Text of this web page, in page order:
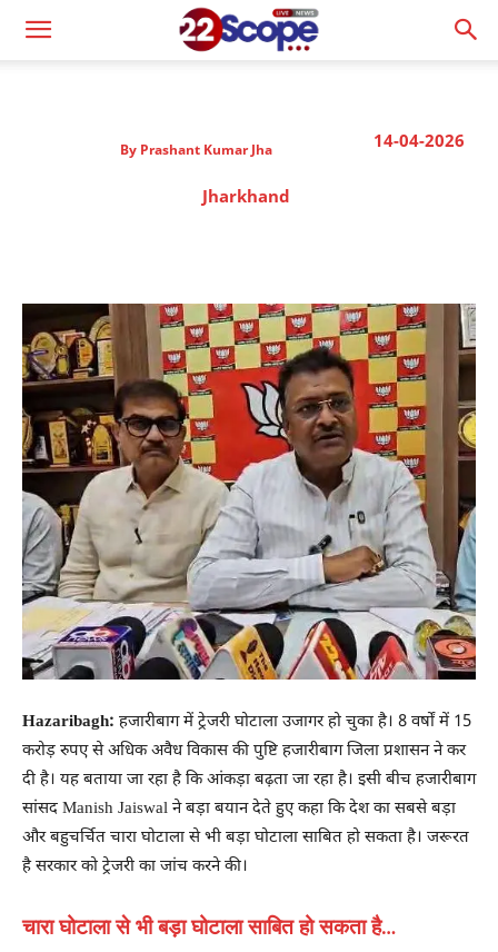
14-04-2026
By Prashant Kumar Jha
Jharkhand
Hazaribagh: हजारीबाग में ट्रेजरी घोटाला उजागर हो चुका है। 8 वर्षों में 15
करोड़ रुपए से अधिक अवैध विकास की पुष्टि हजारीबाग जिला प्रशासन ने कर
दी है। यह बताया जा रहा है कि आंकड़ा बढ़ता जा रहा है। इसी बीच हजारीबाग
सांसद Manish Jaiswal ने बड़ा बयान देते हुए कहा कि देश का सबसे बड़ा
और बहुचर्चित चारा घोटाला से भी बड़ा घोटाला साबित हो सकता है। जरूरत
है सरकार को ट्रेजरी का जांच करने की।
चारा घोटाला से भी बड़ा घोटाला साबित हो सकता है…